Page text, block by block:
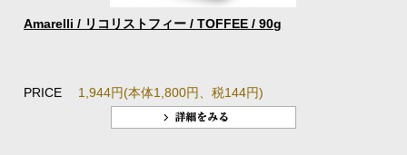
Amarelli / リコリストフィー / TOFFEE / 90g
PRICE 1,944円(本体1,800円、税144円)